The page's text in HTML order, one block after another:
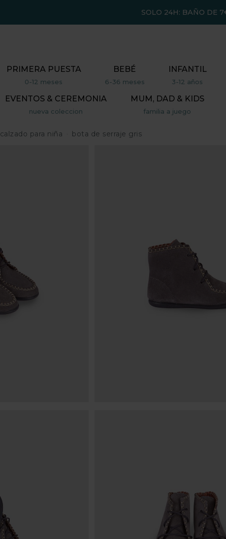
SOLO 24H: BAÑO DE
PRIMERA PUESTA
0-12 meses
BEBÉ
6-36 meses
INFANTIL
3-12 años
EVENTOS & CEREMONIA
nueva coleccion
MUM, DAD & KIDS
familia a juego
calzado para niña bota de serraje gris